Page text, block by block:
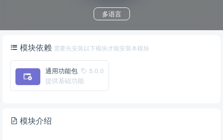
多语言
模块依赖 需要先安装以下模块才能安装本模块
5.0.0
通用功能包
提供基础功能
模块介绍